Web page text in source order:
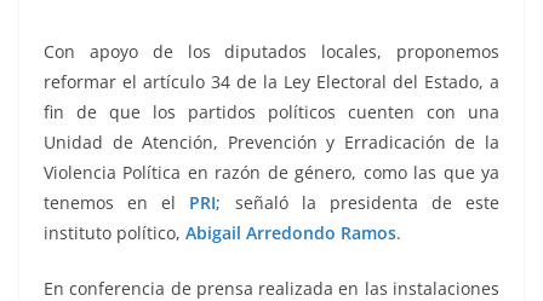
Con apoyo de los diputados locales, proponemos
reformar el artículo 34 de la Ley Electoral del Estado, a
fin de que los partidos políticos cuenten con una
Unidad de Atención, Prevención y Erradicación de la
Violencia Política en razón de género, como las que ya
tenemos en el PRI; señaló la presidenta de este
instituto político, Abigail Arredondo Ramos.
En conferencia de prensa realizada en las instalaciones